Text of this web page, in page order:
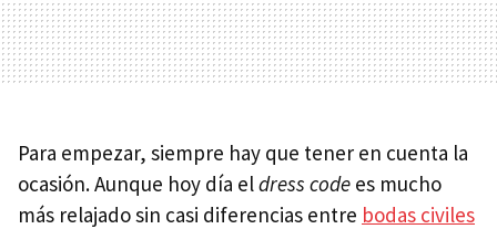
Para empezar, siempre hay que tener en cuenta la
ocasión. Aunque hoy día eldress code es mucho
más relajado sin casi diferencias entre bodas civiles